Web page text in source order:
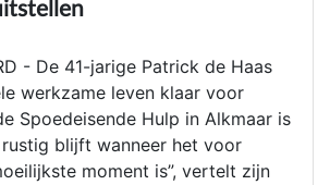
- De 41-jarige Patrick de Haas
werkzame leven klaar voor
Spoedeisende Hulp in Alkmaar is
blijft wanneer het voor
moment is”, vertelt zijn